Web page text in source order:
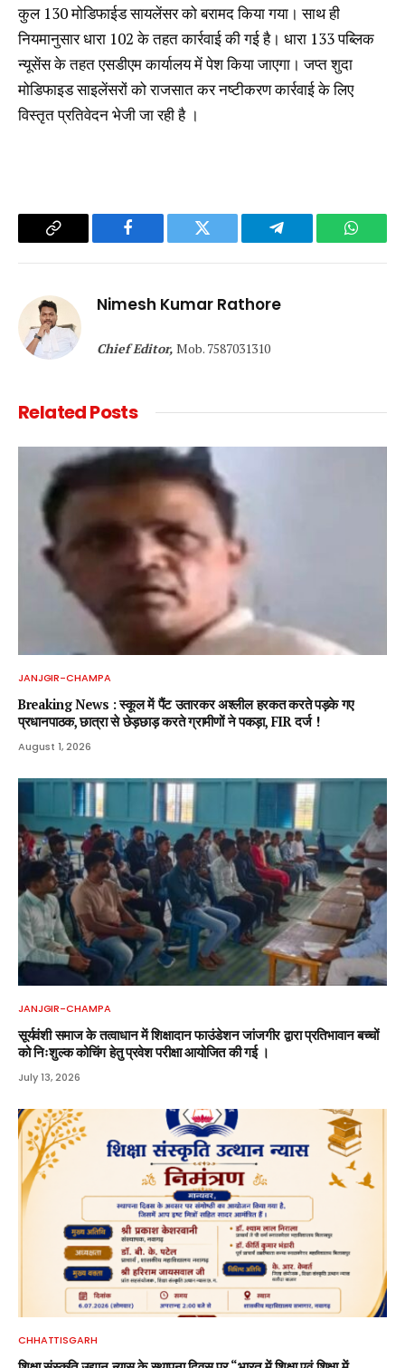
कुल 130 मोडिफाईड सायलेंसर को बरामद किया गया। साथ ही
नियमानुसार धारा 102 के तहत कार्रवाई की गई है। धारा 133 पब्लिक
न्यूसेंस के तहत एसडीएम कार्यालय में पेश किया जाएगा। जप्त शुदा
मोडिफाइड साइलेंसरों को राजसात कर नष्टीकरण कार्रवाई के लिए
विस्तृत प्रतिवेदन भेजी जा रही है ।
Copy
Facebook Twitter Telegram
Nimesh Kumar Rathore
Chief Editor, Mob. 7587031310
RelatedPosts
JANJGIR-CHAMPA
Breaking News : स्कूल में पैंट उतारकर अश्लील हरकत करते पड़के गए
प्रधानपाठक, छात्रा से छेड़छाड़ करते ग्रामीणों ने पकड़ा, FIR दर्ज !
August 1, 2026
JANJGIR-CHAMPA
सूर्यवंशी समाज के तत्वाधान में शिक्षादान फाउंडेशन जांजगीर द्वारा प्रतिभावान बच्चों
को निःशुल्क कोचिंग हेतु प्रवेश परीक्षा आयोजित की गई ।
July 13, 2026
CHHATTISGARH